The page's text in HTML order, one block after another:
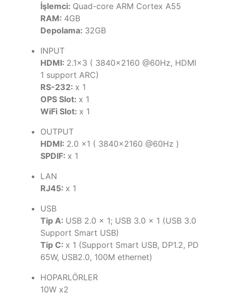
İşlemci: Quad-core ARM Cortex A55
RAM: 4GB
Depolama: 32GB
INPUT
HDMI: 2.1x3 ( 3840x2160 @60Hz, HDMI
1 support ARC)
RS-232: x 1
OPS Slot: x 1
WiFi Slot: x 1
OUTPUT
HDMI: 2.0 x1 ( 3840x2160 @60Hz )
SPDIF: x 1
LAN
RJ45​: x 1
USB
Tip A: USB 2.0 x 1; USB 3.0 x 1 (USB 3.0
Support Smart USB)
Tip C: x 1 (Support Smart USB, DP1.2, PD
65W, USB2.0, 100M ethernet)
HOPARLÖRLER
10W x2